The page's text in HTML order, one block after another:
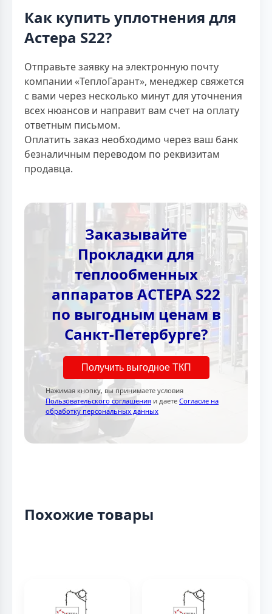
Как купить уплотнения для
Астера S22?
Отправьте заявку на электронную почту
компании «ТеплоГарант», менеджер свяжется
с вами через несколько минут для уточнения
всех нюансов и направит вам счет на оплату
ответным письмом.
Оплатить заказ необходимо через ваш банк
безналичным переводом по реквизитам
продавца.
Заказывайте
Прокладки для
теплообменных
аппаратов АСТЕРА S22
по выгодным ценам в
Санкт-Петербурге?
Получить выгодное ТКП
Нажимая кнопку, вы принимаете условия
Пользовательского соглашения и даете Согласие на
обработку персональных данных
Похожие товары